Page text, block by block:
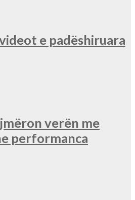
e padëshiruara
verën me
performanca